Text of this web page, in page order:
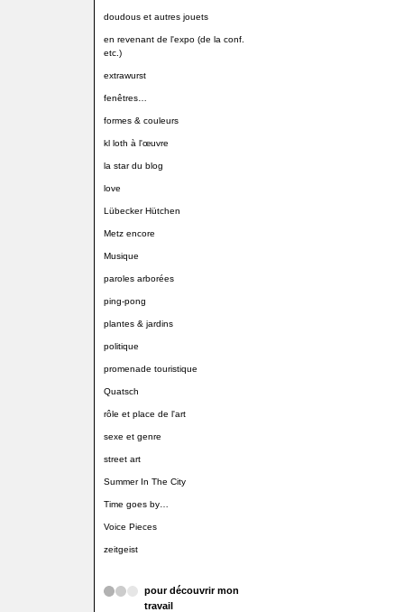
doudous et autres jouets
en revenant de l'expo (de la conf.
etc.)
extrawurst
fenêtres…
formes & couleurs
kl loth à l'œuvre
la star du blog
love
Lübecker Hütchen
Metz encore
Musique
paroles arborées
ping-pong
plantes & jardins
politique
promenade touristique
Quatsch
rôle et place de l'art
sexe et genre
street art
Summer In The City
Time goes by…
Voice Pieces
zeitgeist
pour découvrir mon
travail